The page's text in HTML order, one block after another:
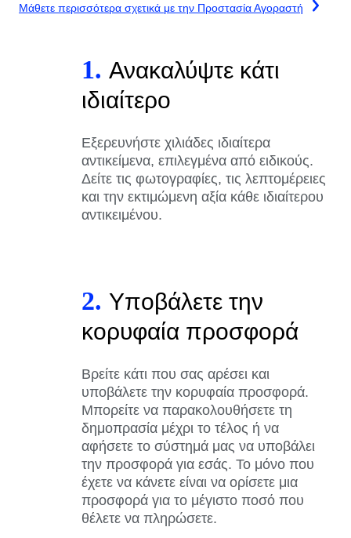
Μάθετε περισσότερα σχετικά με την Προστασία Αγοραστή
1. Ανακαλύψτε κάτι
ιδιαίτερο
Εξερευνήστε χιλιάδες ιδιαίτερα
αντικείμενα, επιλεγμένα από ειδικούς.
Δείτε τις φωτογραφίες, τις λεπτομέρειες
και την εκτιμώμενη αξία κάθε ιδιαίτερου
αντικειμένου.
2. Υποβάλετε την
κορυφαία προσφορά
Βρείτε κάτι που σας αρέσει και
υποβάλετε την κορυφαία προσφορά.
Μπορείτε να παρακολουθήσετε τη
δημοπρασία μέχρι το τέλος ή να
αφήσετε το σύστημά μας να υποβάλει
την προσφορά για εσάς. Το μόνο που
έχετε να κάνετε είναι να ορίσετε μια
προσφορά για το μέγιστο ποσό που
θέλετε να πληρώσετε.